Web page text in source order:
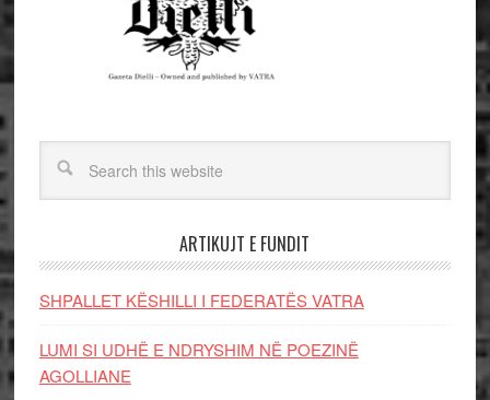
ARTIKUJT E FUNDIT
SHPALLET KËSHILLI I FEDERATËS VATRA
LUMI SI UDHË E NDRYSHIM NË POEZINË
AGOLLIANE